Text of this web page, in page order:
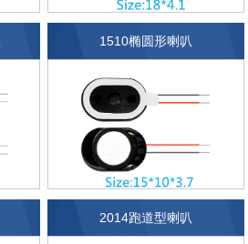
1510椭圆形喇叭
2014跑道型喇叭